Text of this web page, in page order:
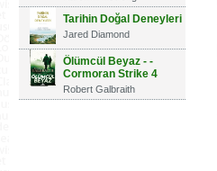
Tarihin Doğal Deneyleri
Jared Diamond
Ölümcül Beyaz - -
Cormoran Strike 4
Robert Galbraith